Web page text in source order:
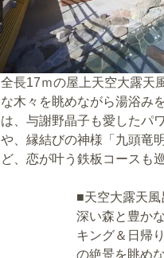
全長17ｍの屋上天空大露天
な木々を眺めながら湯浴み
は、与謝野晶子も愛したパ
や、縁結びの神様「九頭竜
ど、恋が叶う鉄板コースも
■天空大露天
深い森と豊か
キング＆日帰
の絶景を眺め